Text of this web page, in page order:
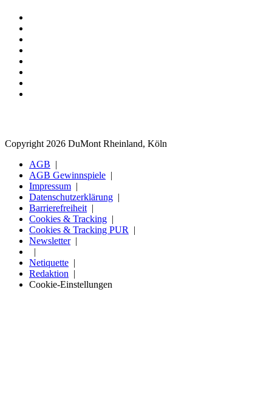
Copyright 2026 DuMont Rheinland, Köln
AGB
AGB Gewinnspiele
Impressum
Datenschutzerklärung
Barrierefreiheit
Cookies & Tracking
Cookies & Tracking PUR
Newsletter
Netiquette
Redaktion
Cookie-Einstellungen